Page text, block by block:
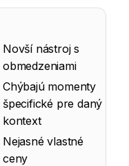
Novší nástroj s
obmedzeniami
Chýbajú momenty
špecifické pre daný
kontext
Nejasné vlastné
ceny